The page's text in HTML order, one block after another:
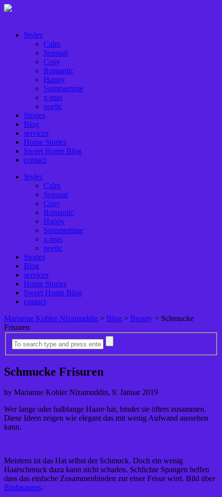
Styles
Calm
Sensual
Cosy
Romantic
Happy
Summertime
x-mas
poetic
Stories
Blog
services
Home Stories
Sweet Home Blog
contact
Styles
Calm
Sensual
Cosy
Romantic
Happy
Summertime
x-mas
poetic
Stories
Blog
services
Home Stories
Sweet Home Blog
contact
Marianne Kohler Nizamuddin > Blog > Beauty > Schmucke
Frisuren
Schmucke Frisuren
by Marianne Kohler Nizamuddin, 9. Januar 2019
Wer lange oder halblange Haare hat, bindet sie öfters zusammen.
Diese Ideen zeigen wie elegant das mit wenig Aufwand aussehen
kann.
Meistens ist das Hat selbst der Schmuck. Doch ein wenig
Haarschmuck dazu kann nicht schaden. Schlichte Spangen helfen
dass das einfache Zusammenbinden zur einer Frisur wird. Bild über
Birdasaurus.